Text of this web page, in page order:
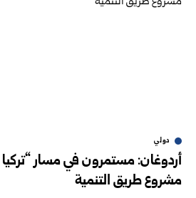
دولي
أردوغان: مستمرون في مسار “تركيا
مشروع طريق التنمية